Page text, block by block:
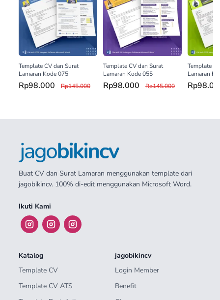
Template CV dan Surat
Lamaran Kode 075
Rp98.000 Rp145.000
Template CV dan Surat
Lamaran Kode 055
Rp98.000 Rp145.000
Template
Lamaran
Buat CV dan Surat Lamaran menggunakan template dari
jagobikincv. 100% di-edit menggunakan Microsoft Word.
Ikuti Kami
Katalog
Template CV
Template CV ATS
jagobikincv
Login Member
Benefit